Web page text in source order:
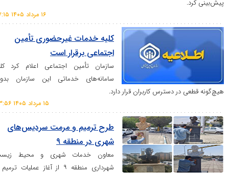
کلیه خدمات غیرحضوری تأمین
اجتماعی برقرار است
سازمان تأمین اجتماعی اعلام کرد کلیه
سامانه‌های خدماتی این سازمان بدون
دسترس کاربران قرار دارد.
طرح ترمیم و مرمت سردیس‌های
شهری در منطقه ۹
معاون خدمات شهری و محیط زیست
شهرداری منطقه ۹ از آغاز عملیات ترمیم و